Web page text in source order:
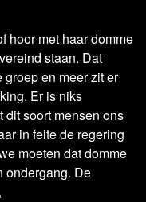
op-ongekende-
in 2015:
www.blogdoc.nl
hoor met haar domme
staan. Dat
groep en meer zit er
Er is niks
dit soort mensen ons
in feite de regering
moeten dat domme
ondergang. De